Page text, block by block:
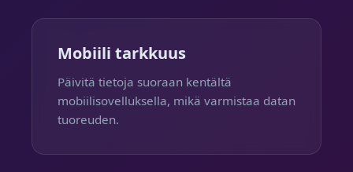
Mobiili tarkkuus
Päivitä tietoja suoraan kentältä
mobiilisovelluksella, mikä varmistaa datan
tuoreuden.